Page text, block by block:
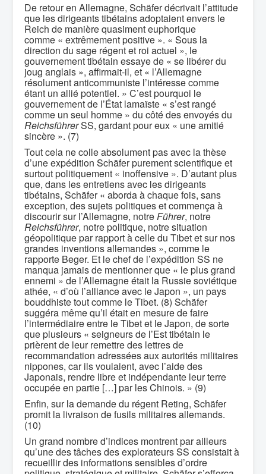
De retour en Allemagne, Schäfer décrivait l’attitude
que les dirigeants tibétains adoptaient envers le
Reich de manière quasiment euphorique
comme « extrêmement positive ». « Sous la
direction du sage régent et roi actuel », le
gouvernement tibétain essaye de « se libérer du
joug anglais », affirmait-il, et « l’Allemagne
résolument anticommuniste l’intéresse comme
étant un allié potentiel. » C’est pourquoi le
gouvernement de l’État lamaïste « s’est rangé
comme un seul homme » du côté des envoyés du
ReichsführerSS, gardant pour eux « une amitié
sincère ». (7)
Tout cela ne colle absolument pas avec la thèse
d’une expédition Schäfer purement scientifique et
surtout politiquement « inoffensive ». D’autant plus
que, dans les entretiens avec les dirigeants
tibétains, Schäfer « aborda à chaque fois, sans
exception, des sujets politiques et commença à
discourir sur l’Allemagne, notreFührer, notre
Reichsführer, notre politique, notre situation
géopolitique par rapport à celle du Tibet et sur nos
grandes inventions allemandes », comme le
rapporte Beger. Et le chef de l’expédition SS ne
manqua jamais de mentionner que « le plus grand
ennemi » de l’Allemagne était la Russie soviétique
athée, « d’où l’alliance avec le Japon », un pays
bouddhiste tout comme le Tibet. (8) Schäfer
suggéra même qu’il était en mesure de faire
l’intermédiaire entre le Tibet et le Japon, de sorte
que plusieurs « seigneurs de l’Est tibétain le
prièrent de leur remettre des lettres de
recommandation adressées aux autorités militaires
nippones, car ils voulaient, avec l’aide des
Japonais, rendre libre et indépendante leur terre
occupée en partie […] par les Chinois. » (9)
Enfin, sur la demande du régent Reting, Schäfer
promit la livraison de fusils militaires allemands.
(10)
Un grand nombre d’indices montrent par ailleurs
qu’une des tâches des explorateurs SS consistait à
recueillir des informations sensibles d’ordre